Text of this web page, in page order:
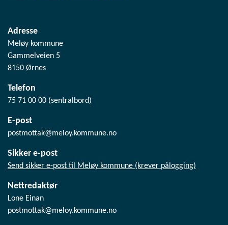
Adresse
Meløy kommune
Gammelveien 5
8150 Ørnes
Telefon
75 71 00 00 (sentralbord)
E-post
postmottak@meloy.kommune.no
Sikker e-post
Send sikker e-post til Meløy kommune (krever pålogging)
Nettredaktør
Lone Einan
postmottak@meloy.kommune.no